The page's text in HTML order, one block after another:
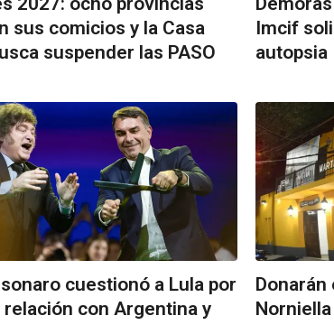
sus comicios y la Casa
suspender las PASO
Imcif
autopsia
cuestionó a Lula por
relación con Argentina y